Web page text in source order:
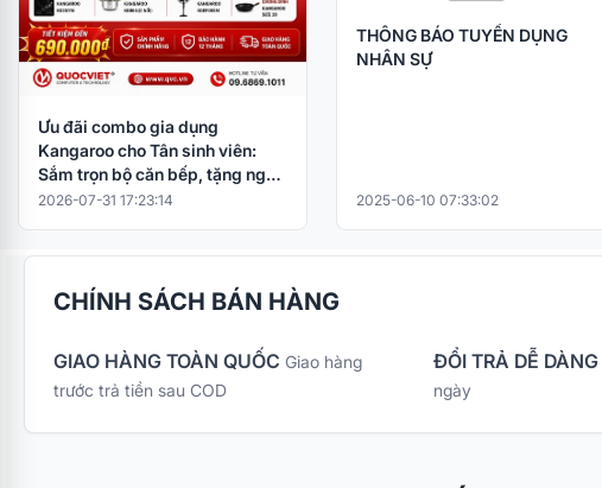
Ưu đãi combo gia dụng
Kangaroo cho Tân sinh viên:
Sắm trọn bộ căn bếp, tặng ngay
nồi cơm điện
2026-07-31 17:23:14
THÔNG BÁO TUYỂN DỤNG
NHÂN SỰ
2025-06-10 07:33:02
CHÍNH SÁCH BÁN HÀNG
GIAO HÀNG TOÀN QUỐC Giao hàng
trước trả tiền sau COD
ĐỔI TRẢ DỄ DÀNG
ngày